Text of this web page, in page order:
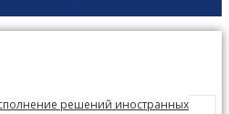
решений иностранных